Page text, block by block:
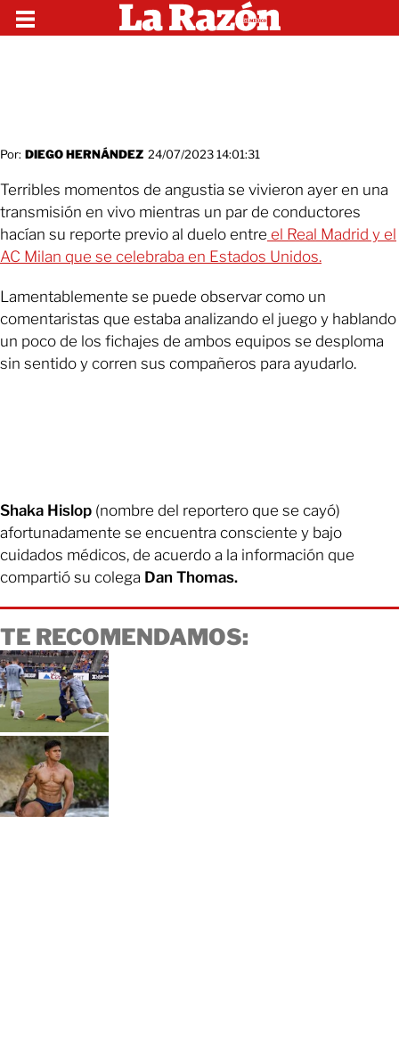
Por: DIEGO HERNÁNDEZ 24/07/2023 14:01:31
Terribles momentos de angustia se vivieron ayer en una
transmisión en vivo mientras un par de conductores
hacían su reporte previo al duelo entre el Real Madrid y el
AC Milan que se celebraba en Estados Unidos.
Lamentablemente se puede observar como un
comentaristas que estaba analizando el juego y hablando
un poco de los fichajes de ambos equipos se desploma
sin sentido y corren sus compañeros para ayudarlo.
Shaka Hislop (nombre del reportero que se cayó)
afortunadamente se encuentra consciente y bajo
cuidados médicos, de acuerdo a la información que
compartió su colega Dan Thomas.
TE RECOMENDAMOS: